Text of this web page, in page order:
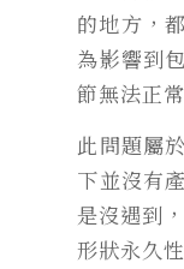
的地方，
為影響到
節無法正
此問題屬
下並沒有
是沒遇到
形狀永久